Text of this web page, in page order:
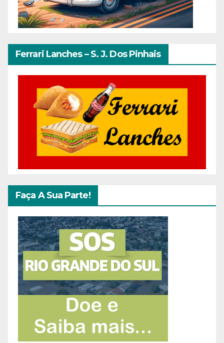
Ferrari Lanches – S. J. Dos Pinhais
Faça A Sua Parte!